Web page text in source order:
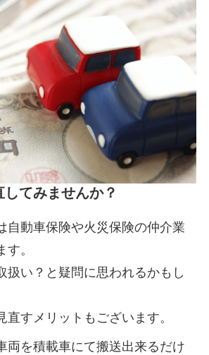
てみませんか？
自動車保険や火災保険の仲介業
。
扱い？と疑問に思われるかもし
直すメリットもございます。
両を積載車にて搬送出来るだけ